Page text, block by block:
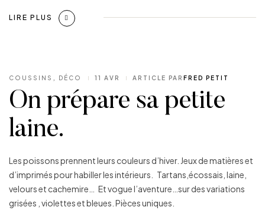
LIRE PLUS
COUSSINS DÉCO 11 AVR ARTICLE PAR FRED PETIT
On prépare sa petite
laine.
Les poissons prennent leurs couleurs d’hiver. Jeux de matières et
d’imprimés pour habiller les intérieurs. Tartans,écossais, laine,
velours et cachemire… Et vogue l’aventure…sur des variations
grisées , violettes et bleues. Pièces uniques.